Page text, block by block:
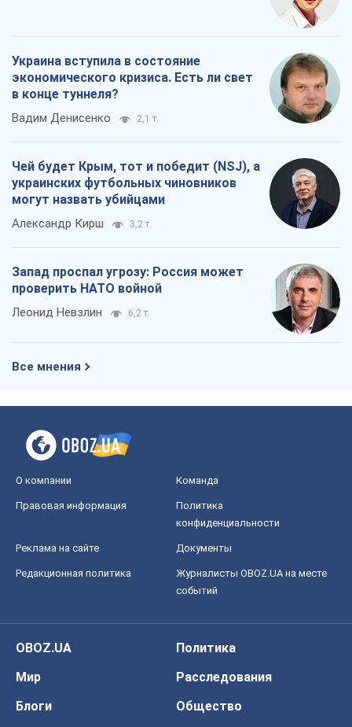
Украина вступила в состояние
экономического кризиса. Есть ли свет
в конце туннеля?
Вадим Денисенко 2,1 т.
Чей будет Крым, тот и победит (NSJ), а
украинских футбольных чиновников
могут назвать убийцами
Александр Кирш 3,2 т.
Запад проспал угрозу: Россия может
проверить НАТО войной
Леонид Невзлин 6,2 т.
Все мнения
О компании Команда
Правовая информация
Политика
конфиденциальности
Реклама на сайте Документы
Редакционная политика
Журналисты OBOZ.UA на месте
событий
OBOZ.UA
Политика
Мир
Расследования
Блоги
Общество